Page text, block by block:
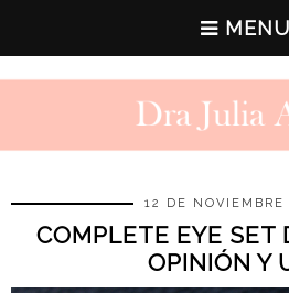
MENU
12 DE NOVIEMBRE
COMPLETE EYE SET
OPINIÓN Y